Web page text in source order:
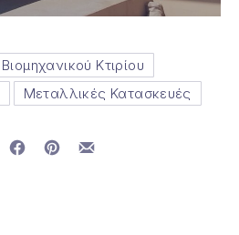
Κτιρίου
Μεταλλικές Κατασκευές
το στο X
Μοιραστείτε το στο Facebook
Μοιραστείτε το στο Pinterest
Μοιραστείτε το με email